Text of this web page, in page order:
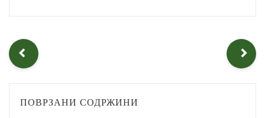
ПОВРЗАНИ СОДРЖИНИ